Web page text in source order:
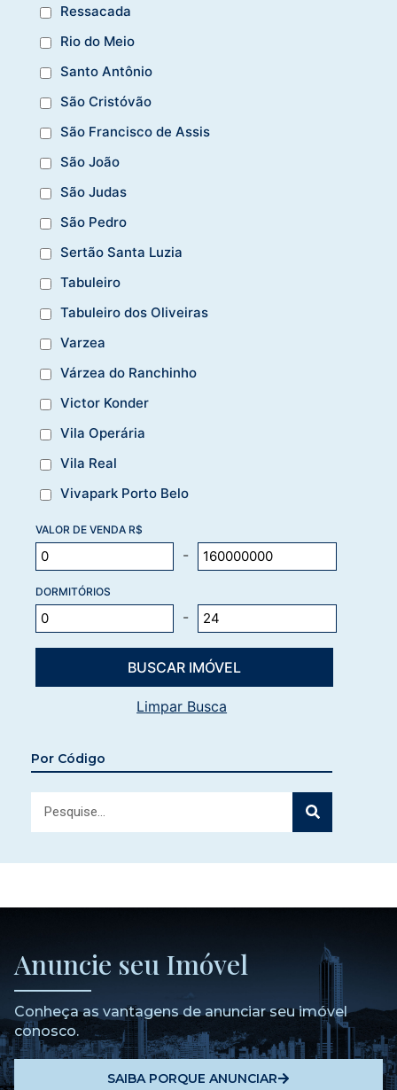
Ressacada
Rio do Meio
Santo Antônio
São Cristóvão
São Francisco de Assis
São João
São Judas
São Pedro
Sertão Santa Luzia
Tabuleiro
Tabuleiro dos Oliveiras
Varzea
Várzea do Ranchinho
Victor Konder
Vila Operária
Vila Real
Vivapark Porto Belo
VALOR DE VENDA R$
-
DORMITÓRIOS
-
Limpar Busca
Por Código
Anuncie seu Imóvel
Conheça as vantagens de anunciar seu imóvel
conosco.
SAIBA PORQUE ANUNCIAR